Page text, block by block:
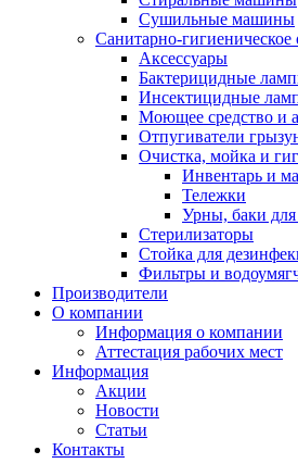
Сушильные машины
Санитарно-гигиеническое
Аксессуары
Бактерицидные
Инсектицидные
Моющее средство и
Отпугиватели
Очистка, мойка и
Инвентарь и
Тележки
Урны, баки для
Стерилизаторы
Стойка для
Фильтры и
Производители
О компании
Информация о компании
Аттестация рабочих мест
Информация
Акции
Новости
Статьи
Контакты